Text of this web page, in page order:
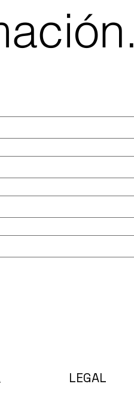
LEGAL